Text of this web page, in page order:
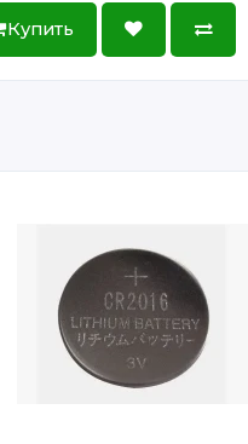
Купить